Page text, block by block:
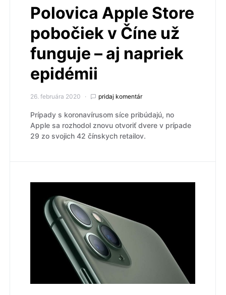
Polovica Apple Store
pobočiek v Číne už
funguje – aj napriek
epidémii
26. februára 2020 pridaj komentár
Prípady s koronavírusom síce pribúdajú, no
Apple sa rozhodol znovu otvoriť dvere v prípade
29 zo svojich 42 čínskych retailov.